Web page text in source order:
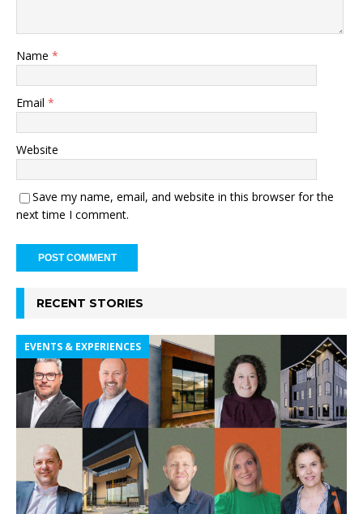
Name *
Email *
Website
Save my name, email, and website in this browser for the
next time I comment.
RECENT STORIES
EVENTS & EXPERIENCES